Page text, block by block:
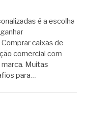
é a escolha
caixas de
comercial com
Muitas
para…